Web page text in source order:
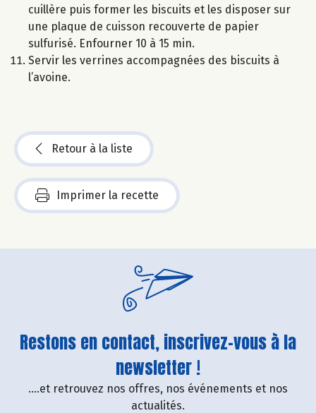
cuillère puis former les biscuits et les disposer sur
une plaque de cuisson recouverte de papier
sulfurisé. Enfourner 10 à 15 min.
Servir les verrines accompagnées des biscuits à
l’avoine.
Retour à la liste
Imprimer la recette
Restons en contact, inscrivez-vous à la
newsletter !
....et retrouvez nos offres, nos événements et nos
actualités.